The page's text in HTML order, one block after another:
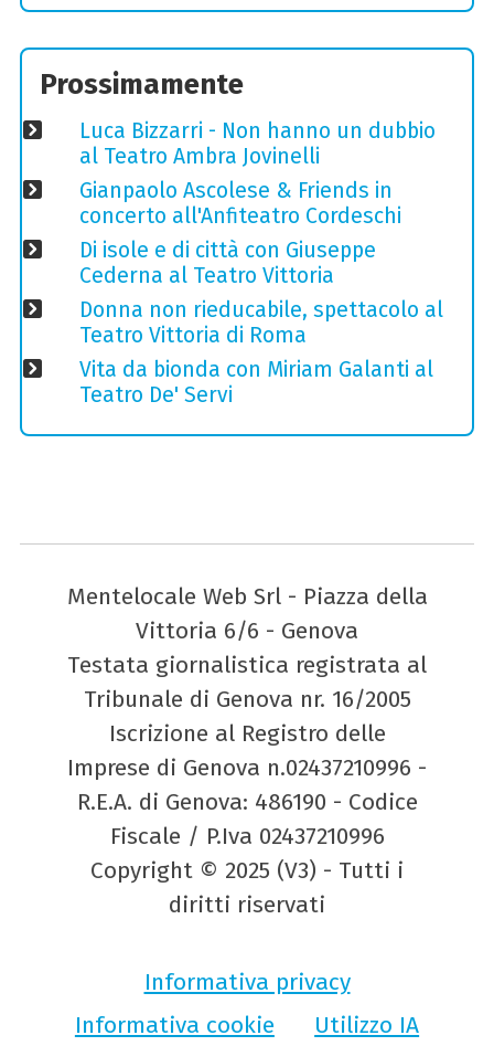
Prossimamente
Luca Bizzarri - Non hanno un dubbio
al Teatro Ambra Jovinelli
Gianpaolo Ascolese & Friends in
concerto all'Anfiteatro Cordeschi
Di isole e di città con Giuseppe
Cederna al Teatro Vittoria
Donna non rieducabile, spettacolo al
Teatro Vittoria di Roma
Vita da bionda con Miriam Galanti al
Teatro De' Servi
Mentelocale Web Srl - Piazza della
Vittoria 6/6 - Genova
Testata giornalistica registrata al
Tribunale di Genova nr. 16/2005
Iscrizione al Registro delle
Imprese di Genova n.02437210996 -
R.E.A. di Genova: 486190 - Codice
Fiscale / P.Iva 02437210996
Copyright © 2025 (V3) - Tutti i
diritti riservati
Informativa privacy
Informativa cookie
Utilizzo IA